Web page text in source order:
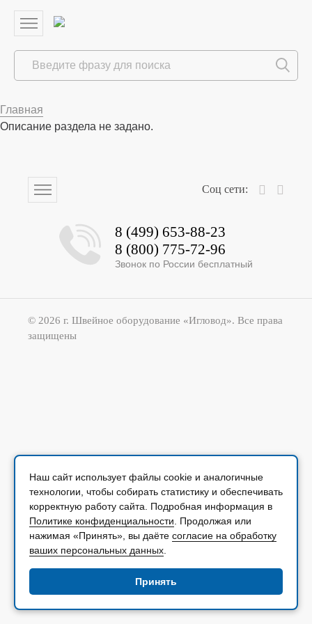
Главная
Описание раздела не задано.
8 (499) 653-88-23
8 (800) 775-72-96
Звонок по России бесплатный
© 2026 г. Швейное оборудование «Игловод». Все права
защищены
Наш сайт использует файлы cookie и аналогичные
технологии, чтобы собирать статистику и обеспечивать
корректную работу сайта. Подробная информация в
Политике конфиденциальности . Продолжая или
нажимая «Принять», вы даёте согласие на обработку
ваших персональных данных
Принять